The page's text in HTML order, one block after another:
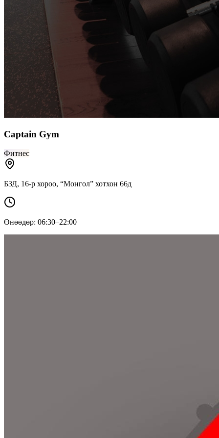
Captain Gym
Фитнес
БЗД, 16-р хороо, “Монгол” хотхон 66д
Өнөөдөр: 06:30–22:00